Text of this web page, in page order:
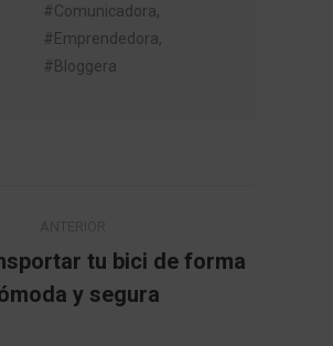
#Comunicadora,
#Emprendedora,
#Bloggera
Publicación
anterior:
tu bici de forma
y segura